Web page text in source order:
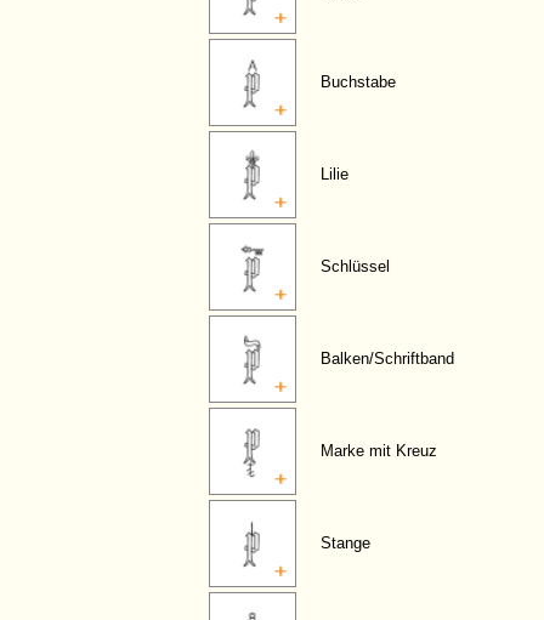
Buchstabe
Lilie
Schlüssel
Balken/Schriftband
Marke mit Kreuz
Stange